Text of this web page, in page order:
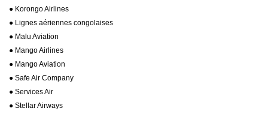
● Korongo Airlines
● Lignes aériennes congolaises
● Malu Aviation
● Mango Airlines
● Mango Aviation
● Safe Air Company
● Services Air
● Stellar Airways